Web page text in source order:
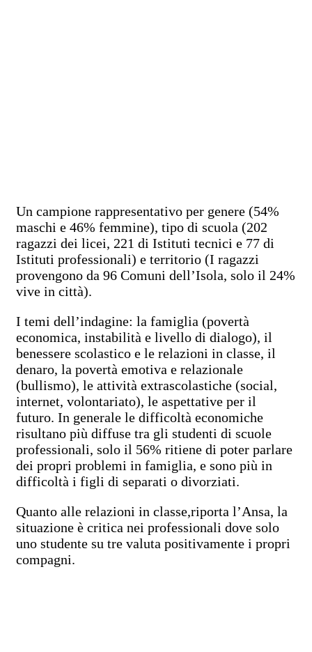
Un campione rappresentativo per genere (54%
maschi e 46% femmine), tipo di scuola (202
ragazzi dei licei, 221 di Istituti tecnici e 77 di
Istituti professionali) e territorio (I ragazzi
provengono da 96 Comuni dell’Isola, solo il 24%
vive in città).
I temi dell’indagine: la famiglia (povertà
economica, instabilità e livello di dialogo), il
benessere scolastico e le relazioni in classe, il
denaro, la povertà emotiva e relazionale
(bullismo), le attività extrascolastiche (social,
internet, volontariato), le aspettative per il
futuro. In generale le difficoltà economiche
risultano più diffuse tra gli studenti di scuole
professionali, solo il 56% ritiene di poter parlare
dei propri problemi in famiglia, e sono più in
difficoltà i figli di separati o divorziati.
Quanto alle relazioni in classe,riporta l’Ansa, la
situazione è critica nei professionali dove solo
uno studente su tre valuta positivamente i propri
compagni.